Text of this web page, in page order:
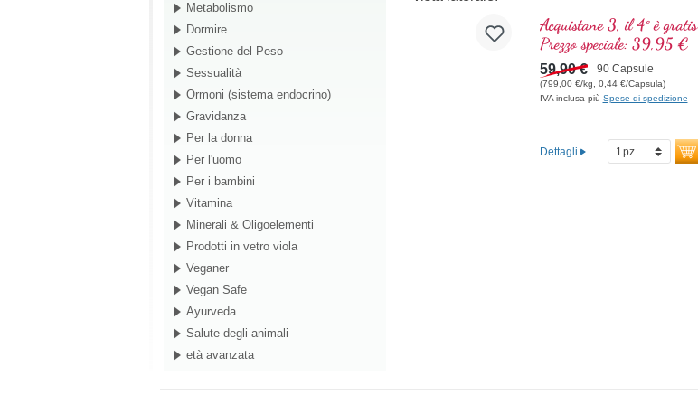
Metabolismo
Dormire
Gestione del Peso
Sessualità
Ormoni (sistema endocrino)
Gravidanza
Per la donna
Per l'uomo
Per i bambini
Vitamina
Minerali & Oligoelementi
Prodotti in vetro viola
Veganer
Vegan Safe
Ayurveda
Salute degli animali
età avanzata
Acido folico
Arginina
L icopene
Curcuma
Curcumina
Acido ascorbico
(Vitamina E)
B(Vitamina B12)
Acquistane 3, il 4° è gratis
Prezzo speciale: 39,95 €
59,90 € 90 Capsule
(799,00 €/kg, 0,44 €/Capsula)
IVA inclusa più Spese di spedizione
Dettagli